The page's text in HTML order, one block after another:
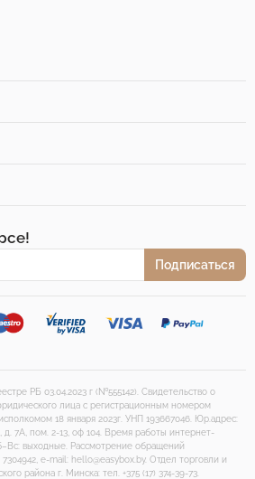
Подписаться
РБ 03.04.2023 г (№555142). Свидетельство о
лица с регистрационным номером
18 января 2023г. УНП 193667046. Юр.адрес:
д. 7А, пом. 2-13, оф 104. Время работы интернет-
выходные. Рассмотрение обращений
e-mail: hello@easybox.by. Отдел торговли и
района г. Минска: тел. +375 (17) 374-39-73.